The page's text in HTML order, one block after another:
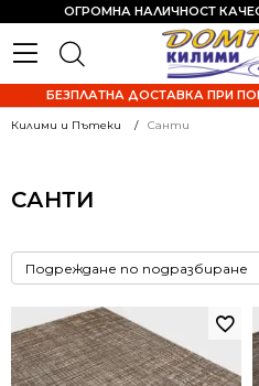
ОГРОМНА НАЛИЧНОСТ
БЕЗПЛАТНА ДОСТАВКА ПРИ
Килими и Пътеки Санти
САНТИ